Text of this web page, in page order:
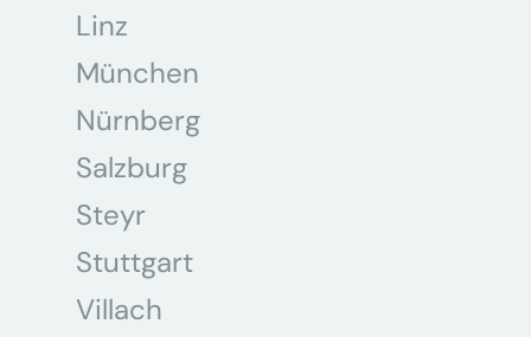
Linz
München
Nürnberg
Salzburg
Steyr
Stuttgart
Villach